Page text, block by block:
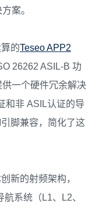
案。
的Teseo APP2
26262 ASIL-B 功
一个硬件冗余解决
和非 ASIL认证的导
脚兼容，简化了这
新的射频架构，
系统（L1、L2、